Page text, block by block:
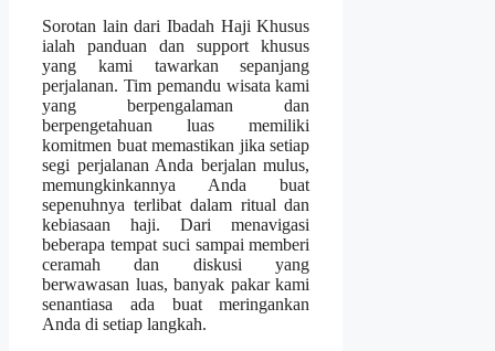
Sorotan lain dari Ibadah Haji Khusus
ialah panduan dan support khusus
yang kami tawarkan sepanjang
perjalanan. Tim pemandu wisata kami
yang berpengalaman dan
berpengetahuan luas memiliki
komitmen buat memastikan jika setiap
segi perjalanan Anda berjalan mulus,
memungkinkannya Anda buat
sepenuhnya terlibat dalam ritual dan
kebiasaan haji. Dari menavigasi
beberapa tempat suci sampai memberi
ceramah dan diskusi yang
berwawasan luas, banyak pakar kami
senantiasa ada buat meringankan
Anda di setiap langkah.